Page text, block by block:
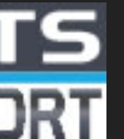
Ikalana 15/08/2023
- 500D+